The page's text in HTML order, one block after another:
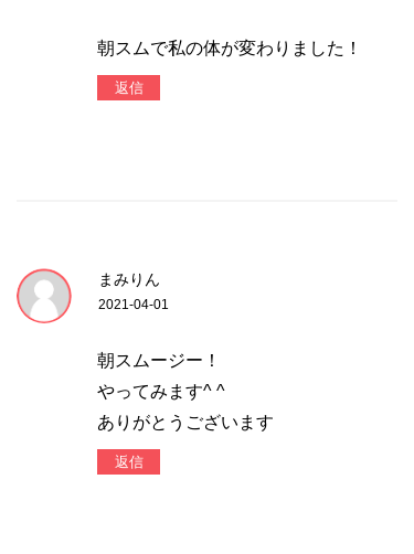
朝スムで私の体が変わりました！
返信
まみりん
2021-04-01
朝スムージー！
やってみます^ ^
ありがとうございます
返信